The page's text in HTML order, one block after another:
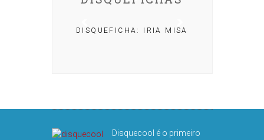
DISQUEFICHA: IRIA MISA
Disquecool é o primeiro